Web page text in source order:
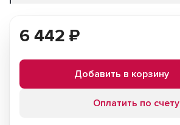
6 442 ₽
Добавить в корзину
Оплатить по счету